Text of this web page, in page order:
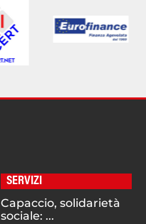
SERVIZI
Capaccio, solidarietà
sociale: ...